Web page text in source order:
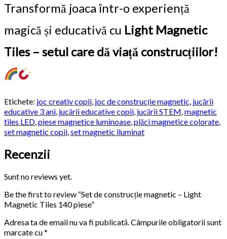
Transformă joaca într-o experiență
magică și educativă cu Light Magnetic
Tiles – setul care dă viață construcțiilor!
Etichete: joc creativ copii, joc de construcție magnetic, jucării
educative 3 ani, jucării educative copii, jucării STEM,magnetic
tiles LED,piese magnetice luminoase,plăci magnetice colorate,
set magnetic copii,set magnetic iluminat
Recenzii
Sunt no reviews yet.
Be the first to review “Set de construcție magnetic – Light
Magnetic Tiles 140 piese”
Adresa ta de email nu va fi publicată.Câmpurile obligatorii sunt
marcate cu*